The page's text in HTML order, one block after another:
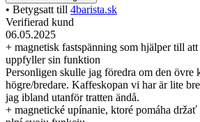
• Betygsatt till 4barista.sk
Verifierad kund
06.05.2025
+ magnetisk fastspänning som hjälper till
uppfyller sin funktion
Personligen skulle jag föredra om den övre
högre/bredare. Kaffeskopan vi har är lite
jag ibland utanför tratten ändå.
+ magnetické upínanie, ktoré pomáha